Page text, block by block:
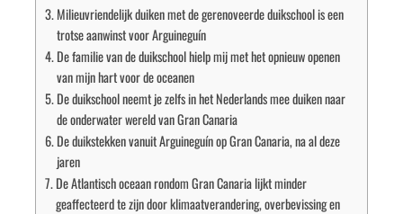
Milieuvriendelijk duiken met de gerenoveerde duikschool is een
trotse aanwinst voor Arguineguín
De familie van de duikschool hielp mij met het opnieuw openen
van mijn hart voor de oceanen
De duikschool neemt je zelfs in het Nederlands mee duiken naar
de onderwater wereld van Gran Canaria
De duikstekken vanuit Arguineguín op Gran Canaria, na al deze
jaren
De Atlantisch oceaan rondom Gran Canaria lijkt minder
geaffecteerd te zijn door klimaatverandering, overbevissing en